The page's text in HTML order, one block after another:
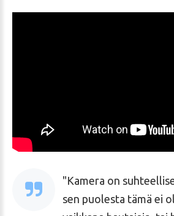
Kamera on
sen puolesta tämä ei